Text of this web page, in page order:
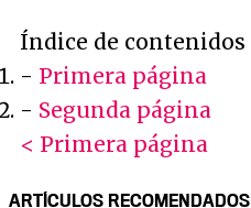
Índice de contenidos
- Primera página
- Segunda página
< Primera página
ARTÍCULOS RECOMENDADOS